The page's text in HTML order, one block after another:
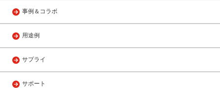
事例＆コラボ
用途例
サプライ
サポート